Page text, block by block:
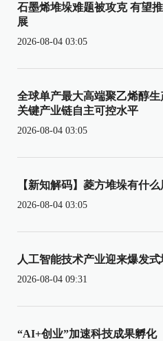
石墨烯堆垛难题被攻克 有望
展
2026-08-04 03:05
全球单产最大高端聚乙烯醇
关键产业链自主可控水平
2026-08-04 03:05
【新知解码】菱方堆垛有什么
2026-08-04 03:05
人工智能技术产业迎来爆发式
2026-08-04 09:31
“AI+创业”加速科技成果孵化